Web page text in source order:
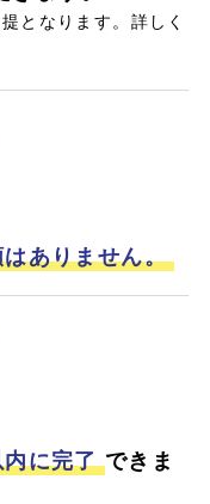
となります。詳しく
ありません。
に完了 できま